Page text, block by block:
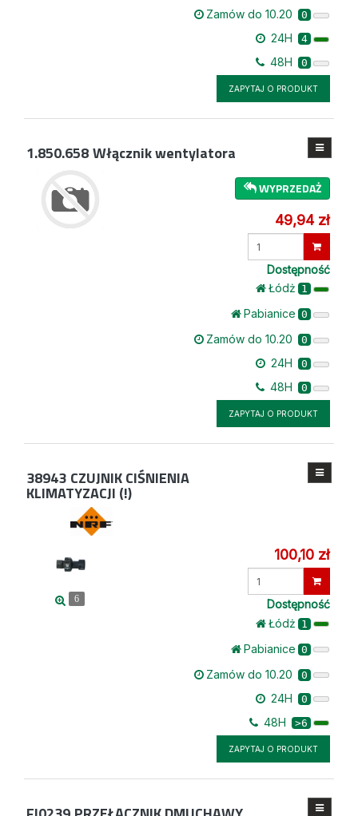
Zamów do 10.20 0
24H 4
48H 0
ZAPYTAJ O PRODUKT
1.850.658Włącznik wentylatora
WYPRZEDAŻ
49,94 zł
Dostępność
Łódż 1
Pabianice 0
Zamów do 10.20 0
24H 0
48H 0
ZAPYTAJ O PRODUKT
38943 CZUJNIK CIŚNIENIA
KLIMATYZACJI (!)
6
100,10 zł
Wprowadź
ilość
Dostępność
Łódż 1
Pabianice 0
Zamów do 10.20 0
24H 0
48H >6
ZAPYTAJ O PRODUKT